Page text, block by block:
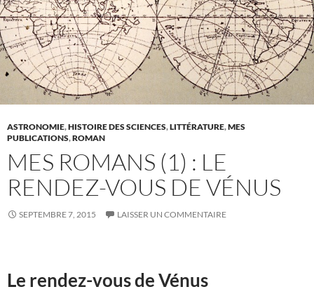
ASTRONOMIE,HISTOIRE DES SCIENCES,LITTÉRATURE,MES
PUBLICATIONS,ROMAN
MES ROMANS (1) : LE
RENDEZ-VOUS DE VÉNUS
SEPTEMBRE 7, 2015 LAISSER UN COMMENTAIRE
Le rendez-vous de Vénus